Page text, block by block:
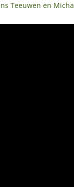
Teeuwen en Micha